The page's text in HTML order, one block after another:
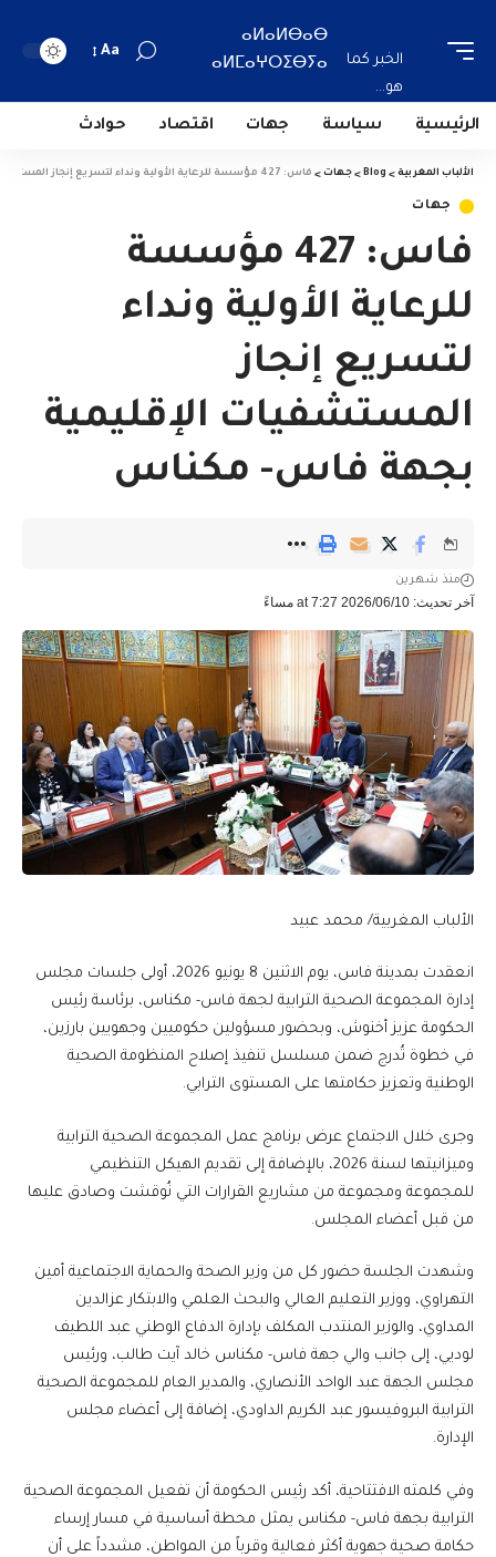
الخبر كما
هو...
ⴰⵍⴰⵍⴱⴰⴱ
ⴰⵍⵎⴰⵖⵔⵉⴱⵢⴰ
Aa
الرئيسية سياسة جهات اقتصاد حوادث
الألباب المغربية >
Blog
> جهات > فاس: 427 مؤسسة للرعاية الأولية ونداء لتسريع إنجاز المستشفيات الإقليمية بجهة فاس- مكناس
جهات
فاس: 427 مؤسسة
للرعاية الأولية ونداء
لتسريع إنجاز
المستشفيات الإقليمية
بجهة فاس- مكناس
آخر تحديث: 2026/06/10 at 7:27 مساءً
منذ شهرين
الألباب المغربية/ محمد عبيد
انعقدت بمدينة فاس، يوم الاثنين 8 يونيو 2026، أولى جلسات مجلس
إدارة المجموعة الصحية الترابية لجهة فاس- مكناس، برئاسة رئيس
الحكومة عزيز أخنوش، وبحضور مسؤولين حكوميين وجهويين بارزين،
في خطوة تُدرج ضمن مسلسل تنفيذ إصلاح المنظومة الصحية
الوطنية وتعزيز حكامتها على المستوى الترابي.
وجرى خلال الاجتماع عرض برنامج عمل المجموعة الصحية الترابية
وميزانيتها لسنة 2026، بالإضافة إلى تقديم الهيكل التنظيمي
للمجموعة ومجموعة من مشاريع القرارات التي نُوقشت وصادق عليها
من قبل أعضاء المجلس.
وشهدت الجلسة حضور كل من وزير الصحة والحماية الاجتماعية أمين
التهراوي، ووزير التعليم العالي والبحث العلمي والابتكار عزالدين
المداوي، والوزير المنتدب المكلف بإدارة الدفاع الوطني عبد اللطيف
لوديي، إلى جانب والي جهة فاس- مكناس خالد آيت طالب، ورئيس
مجلس الجهة عبد الواحد الأنصاري، والمدير العام للمجموعة الصحية
الترابية البروفيسور عبد الكريم الداودي، إضافة إلى أعضاء مجلس
الإدارة.
وفي كلمته الافتتاحية، أكد رئيس الحكومة أن تفعيل المجموعة الصحية
الترابية بجهة فاس- مكناس يمثل محطة أساسية في مسار إرساء
حكامة صحية جهوية أكثر فعالية وقرباً من المواطن، مشدداً على أن